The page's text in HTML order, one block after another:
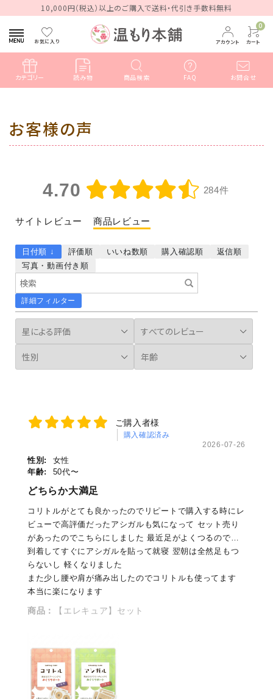
10,000円（税込）以上のご購入で送料・代引き手数料無料
お気に入り アカウント
0
カート
カテゴリー 読み物 商品検索 FAQ お問合せ
ログイン person 新規会員登録
全商品
特集
ラジウム温泉グッズ
貼るお灸
目的で探す
お得なセット
お風呂で使用するグッズ
体にあてるグッズ
ペットに使用できるグッズ
読み物
らら店長
製品情報
ショッピングガイド
お客様の声
4.70 284件
サイトレビュー 商品レビュー
詳細フィルター
日付順 ↓ 評価順 いいね数順 購入確認順
返信順
写真・動画付き順
ご購入者様
購入確認済み
2026-07-26
性別:
女性
年齢:
50代〜
どちらか大満足
コリトルがとても良かったのでリピートで購入する時にレ
ビューで高評価だったアシガルも気になって セット売り
があったのでこちらにしました 最近足がよくつるので…
到着してすぐにアシガルを貼って就寝 翌朝は全然足もつ
らないし 軽くなりました
また少し腰や肩が痛み出したのでコリトルも使ってます
本当に楽になります
商品： 【エレキュア】セット